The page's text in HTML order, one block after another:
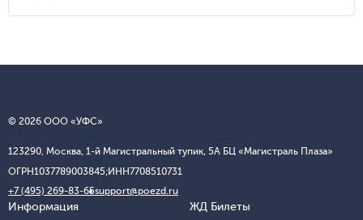
© 2026 ООО «УФС»
123290, Москва, 1-й Магистральный тупик, 5А БЦ «Магистраль Плаза»
ОГРН1037789003845;ИНН7708510731
+7 (495) 269-83-65support@poezd.ru
Информация ЖД Билеты